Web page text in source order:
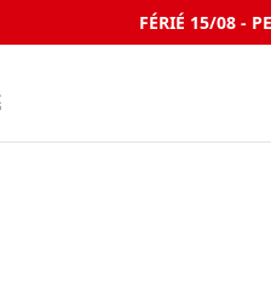
FÉRIÉ 15/08 -